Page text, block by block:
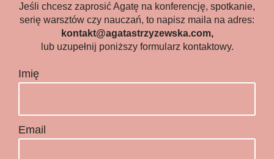
Jeśli chcesz zaprosić Agatę na konferencję, spotkanie,
serię warsztów czy nauczań, to napisz maila na adres:
kontakt@agatastrzyzewska.com,
lub uzupełnij poniższy formularz kontaktowy.
Imię
Email